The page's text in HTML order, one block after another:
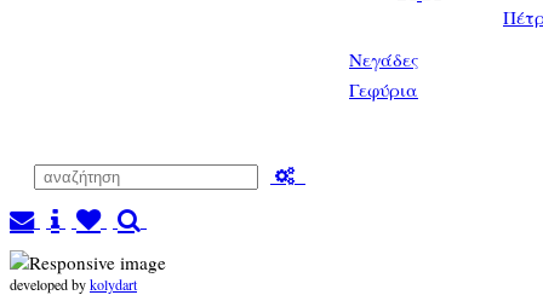
Νεγάδες
Γεφύρια
developed bykolydart